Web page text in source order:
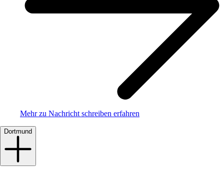
Mehr zu Nachricht schreiben erfahren
Dortmund